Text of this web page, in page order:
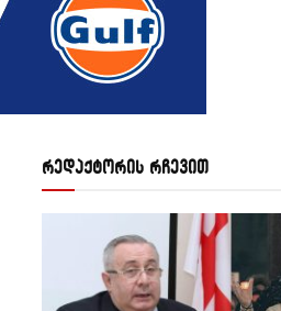
რედაქტორის რჩევით